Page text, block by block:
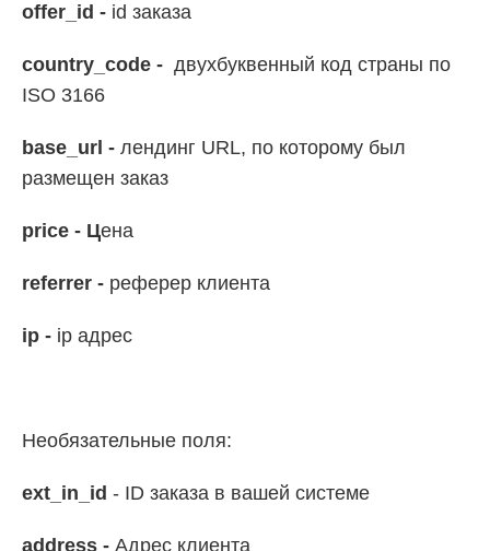
offer_id - id заказа
country_code - двухбуквенный код страны по
ISO 3166
base_url - лендинг URL, по которому был
размещен заказ
price - Цена
referrer - реферер клиента
ip - ip адрес
Необязательные поля:
ext_in_id - ID заказа в вашей системе
address - Адрес клиента